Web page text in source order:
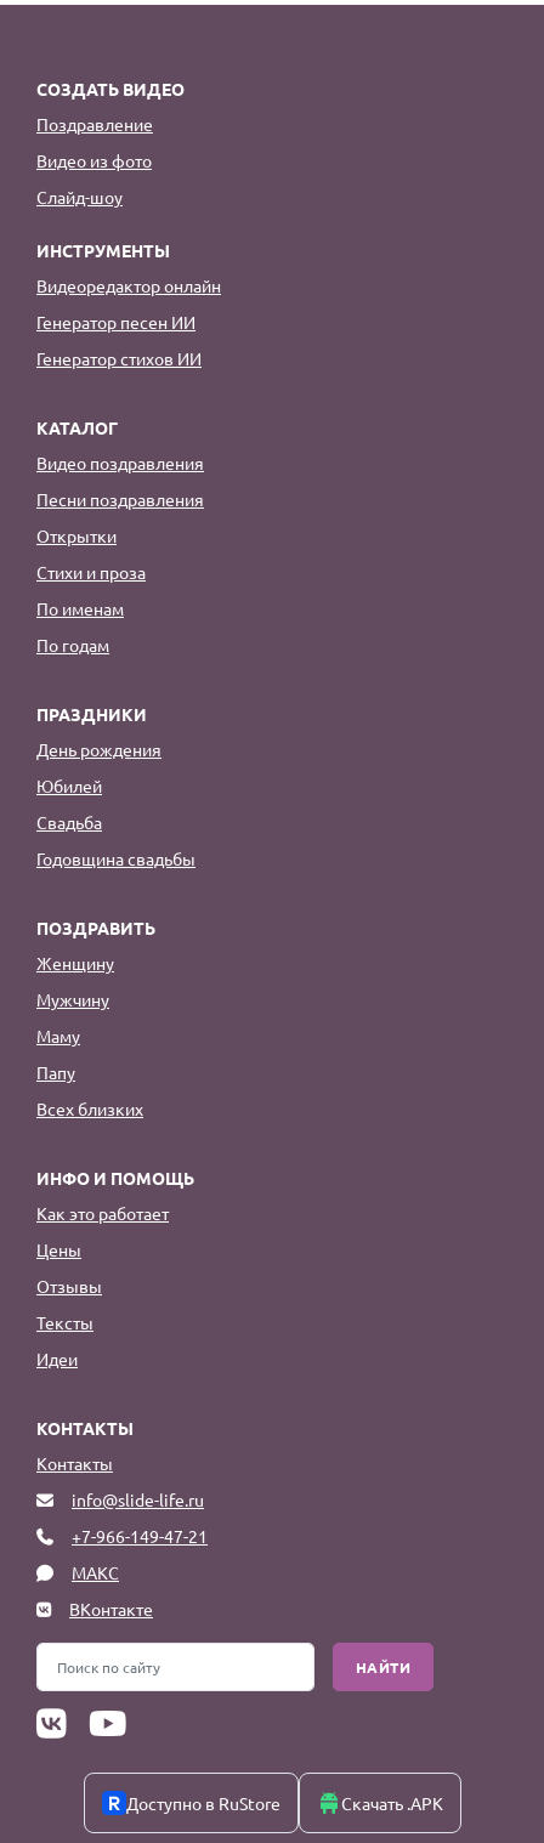
СОЗДАТЬ ВИДЕО
Поздравление
Видео из фото
Слайд-шоу
ИНСТРУМЕНТЫ
Видеоредактор онлайн
Генератор песен ИИ
Генератор стихов ИИ
КАТАЛОГ
Видео поздравления
Песни поздравления
Открытки
Стихи и проза
По именам
По годам
ПРАЗДНИКИ
День рождения
Юбилей
Свадьба
Годовщина свадьбы
ПОЗДРАВИТЬ
Женщину
Мужчину
Маму
Папу
Всех близких
ИНФО И ПОМОЩЬ
Как это работает
Цены
Отзывы
Тексты
Идеи
КОНТАКТЫ
Контакты
info@slide-life.ru
+7-966-149-47-21
МАКС
ВКонтакте
НАЙТИ
Доступно в RuStore Скачать .APK